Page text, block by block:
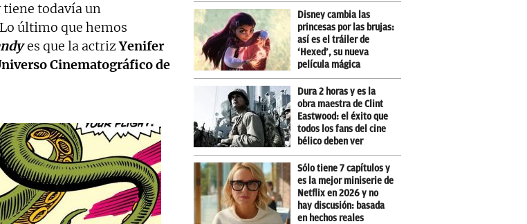
tiene todavía un
último que hemos
es que la actrizYenifer
Cinematográfico de
Disney cambia las
princesas por las brujas:
así es el tráiler de
‘Hexed’, su nueva
película mágica
Dura 2 horas y es la
obra maestra de Clint
Eastwood: el éxito que
todos los fans del cine
bélico deben ver
Sólo tiene 7 capítulos y
es la mejor miniserie de
Netflix en 2026 y no
hay discusión: basada
en hechos reales